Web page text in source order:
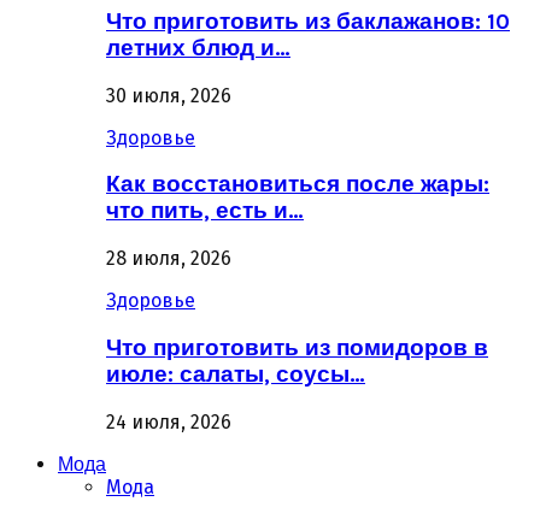
Что приготовить из баклажанов: 10
летних блюд и…
30 июля, 2026
Здоровье
Как восстановиться после жары:
что пить, есть и…
28 июля, 2026
Здоровье
Что приготовить из помидоров в
июле: салаты, соусы…
24 июля, 2026
Мода
Мода